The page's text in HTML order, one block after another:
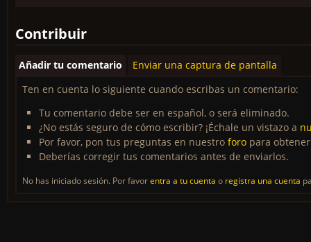
Contribuir
Añadir tu comentario
Enviar una captura de pantalla
Ten en cuenta lo siguiente cuando escribas un comentario:
Tu comentario debe ser en español, o será eliminado.
¿No estás seguro de cómo escribir? ¡Échale un vistazo a
Por favor, pon tus preguntas en nuestro foro para
Deberías corregir tus comentarios antes de enviarlos.
No has iniciado sesión. Por favorentra a tu cuenta o registra una cuenta